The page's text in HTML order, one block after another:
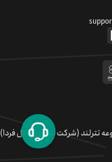
تترلند (شرکت سکوی تبادل فردا)